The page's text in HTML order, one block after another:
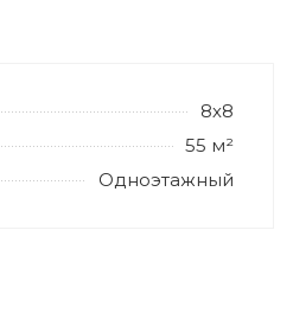
8х8
55 м²
Одноэтажный